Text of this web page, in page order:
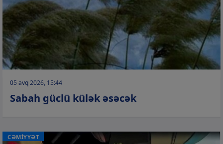
05 avq 2026, 15:44
Sabah güclü külək əsəcək
CƏMİYYƏT